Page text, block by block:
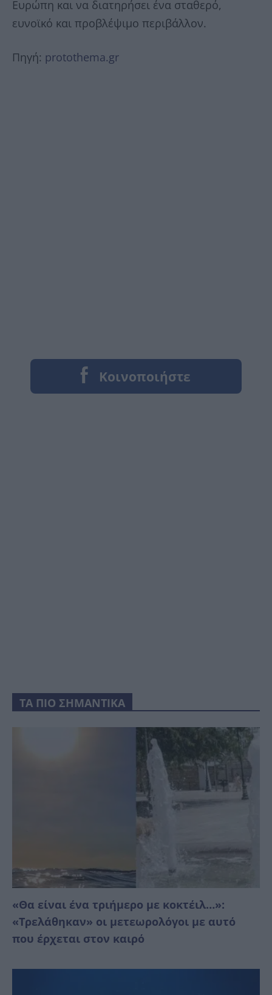
Ευρώπη και να διατηρήσει ένα σταθερό,
ευνοϊκό και προβλέψιμο περιβάλλον.
Πηγή: protothema.gr
ΤΑ ΠΙΟ ΣΗΜΑΝΤΙΚΑ
«Θα είναι ένα τριήμερο με κοκτέιλ…»:
«Τρελάθηκαν» οι μετεωρολόγοι με αυτό
που έρχεται στον καιρό